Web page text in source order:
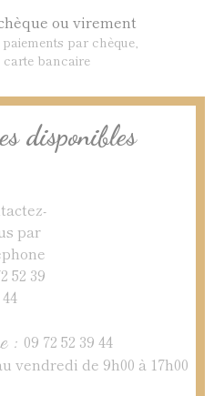
ou virement
par chèque,
bancaire
disponibles
: 09 72 52 39 44
vendredi de 9h00 à 17h00